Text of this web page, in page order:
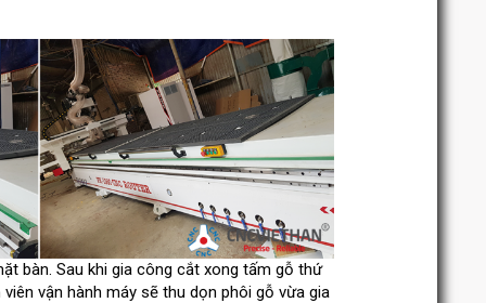
bàn. Sau khi gia công cắt xong tấm gỗ thứ
vận hành máy sẽ thu dọn phôi gỗ vừa gia